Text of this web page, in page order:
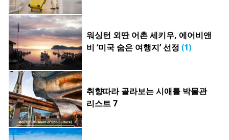
워싱턴 외딴 어촌 세키우, 에어비앤
비 ‘미국 숨은 여행지’ 선정 (1)
취향따라 골라보는 시애틀 박물관
리스트 7